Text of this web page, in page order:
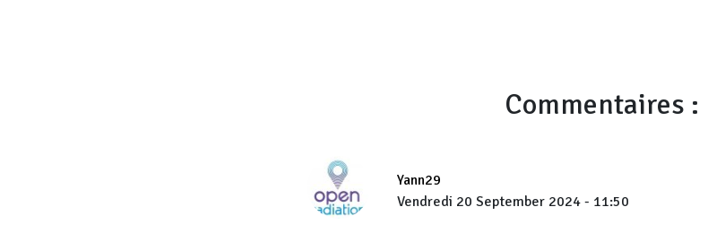
Commentaires :
Yann29
Vendredi 20 September 2024 - 11:50